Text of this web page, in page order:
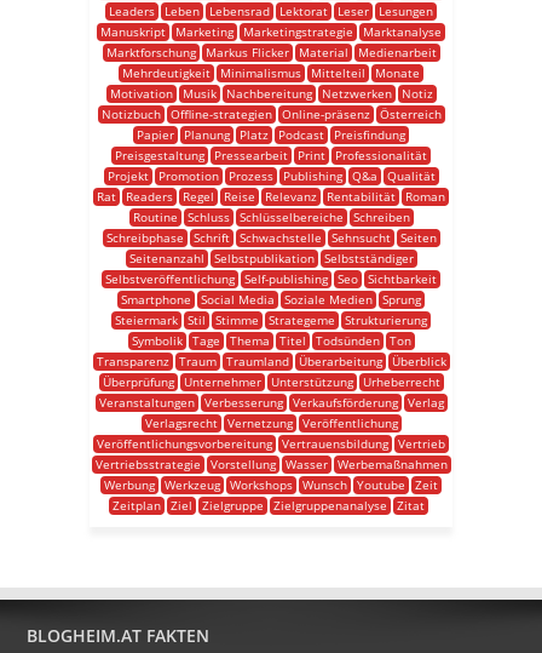
Leaders
Leben Lebensrad Lektorat Leser
Lesungen
Manuskript
Marketing Marketingstrategie
Marktanalyse
Marktforschung
Markus Flicker Material
Medienarbeit
Mehrdeutigkeit
Minimalismus Mittelteil
Monate
Motivation
Musik Nachbereitung Netzwerken
Notiz
Notizbuch
Offline-strategien Online-präsenz
Österreich
Papier
Planung Platz Podcast
Preisfindung
Preisgestaltung
Pressearbeit Print
Professionalität
Projekt
Promotion Prozess Publishing Q&a
Qualität
Rat
Readers Regel Reise Relevanz Rentabilität
Roman
Routine
Schluss Schlüsselbereiche
Schreiben
Schreibphase
Schrift Schwachstelle Sehnsucht
Seiten
Seitenanzahl
Selbstpublikation
Selbstständiger
Selbstveröffentlichung Self-publishing Seo Sichtbarkeit
Smartphone
Social Media Soziale Medien Sprung
Steiermark Stil Stimme Strategeme
Strukturierung
Symbolik
Tage Thema Titel Todsünden
Ton
Transparenz
Traum Traumland Überarbeitung
Überblick
Überprüfung
Unternehmer Unterstützung
Urheberrecht
Veranstaltungen
Verbesserung Verkaufsförderung
Verlag
Verlagsrecht
Vernetzung
Veröffentlichung
Veröffentlichungsvorbereitung Vertrauensbildung Vertrieb
Vertriebsstrategie
Vorstellung Wasser
Werbemaßnahmen
Werbung Werkzeug Workshops Wunsch Youtube
Zeit
Zeitplan
Ziel Zielgruppe Zielgruppenanalyse Zitat
BLOGHEIM.AT FAKTEN